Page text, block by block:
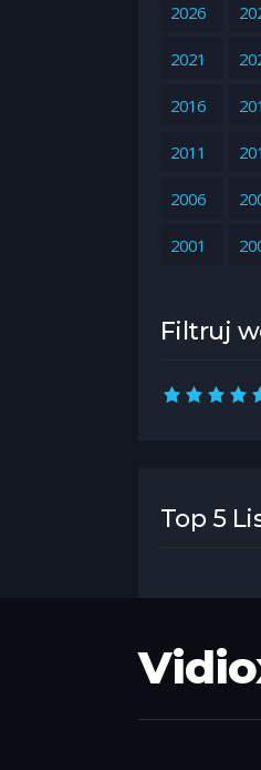
2026
2021
2016
2011
2006
2001
Filtruj
7,0 rating
Top 5